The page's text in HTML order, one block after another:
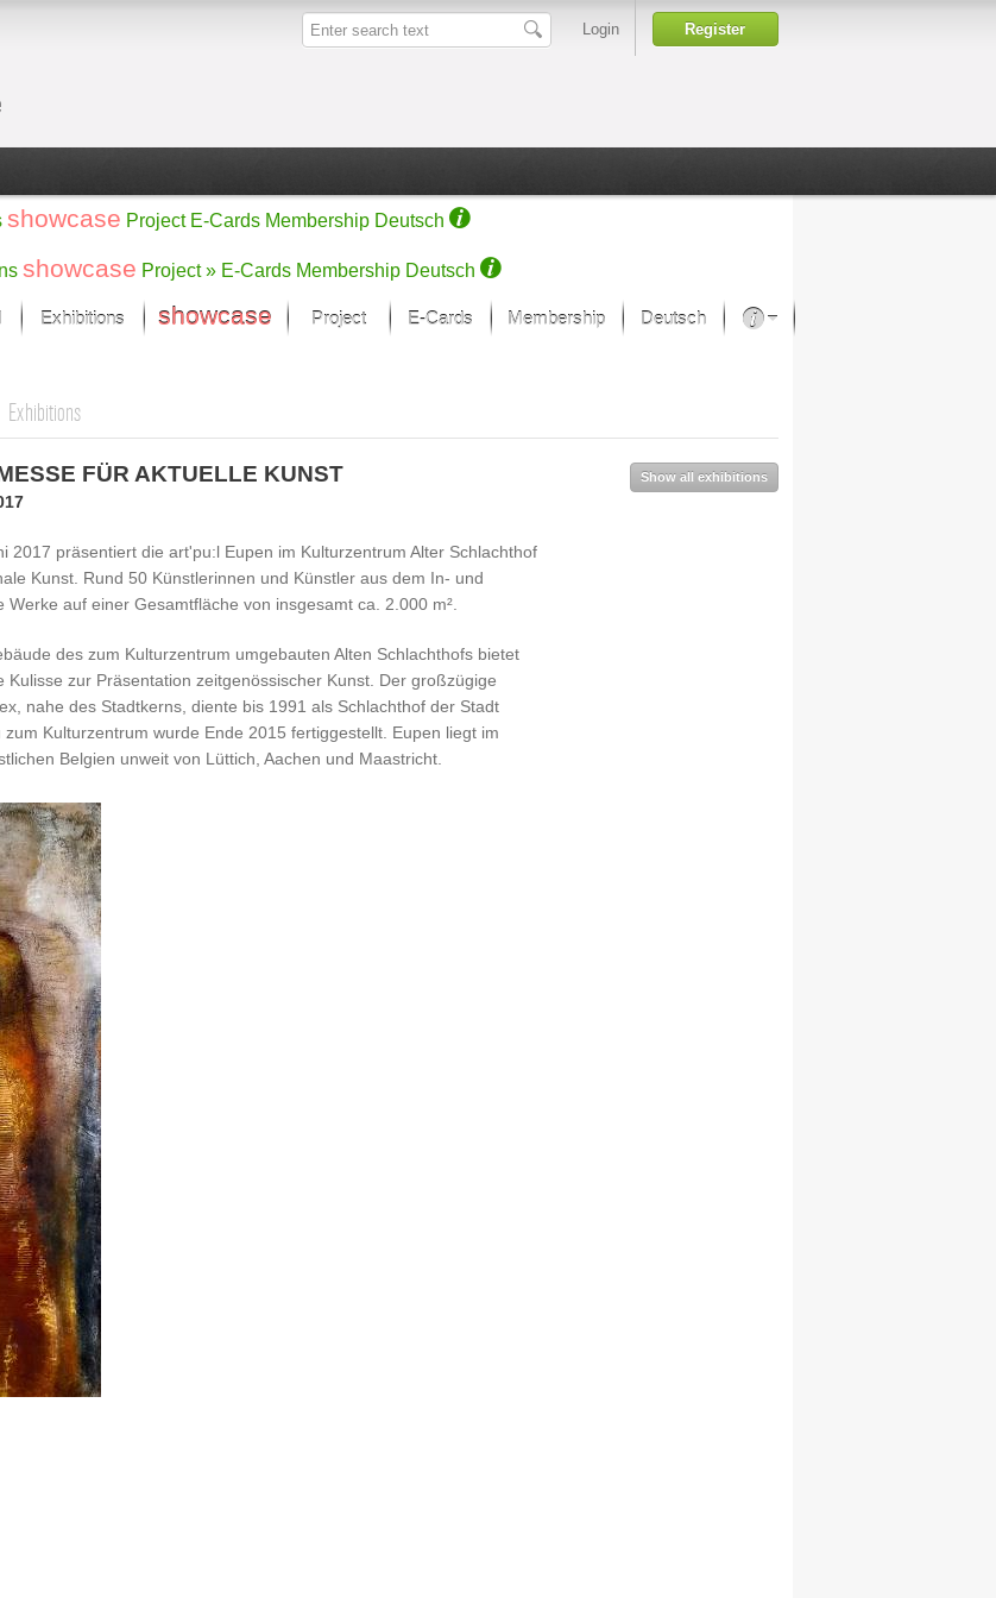
Login Register
showcase Project E-Cards Membership Deutsch
showcase Project » E-Cards Membership Deutsch
Digital Arts
Exhibitions showcase Project E-Cards Membership Deutsch
Art Museums
Exhibitions
FÜR AKTUELLE KUNST
2017 präsentiert die art'pu:l Eupen im Kulturzentrum Alter Schlachthof
Kunst. Rund 50 Künstlerinnen und Künstler aus dem In- und
Werke auf einer Gesamtfläche von insgesamt ca. 2.000 m².
des zum Kulturzentrum umgebauten Alten Schlachthofs bietet
Kulisse zur Präsentation zeitgenössischer Kunst. Der großzügige
nahe des Stadtkerns, diente bis 1991 als Schlachthof der Stadt
zum Kulturzentrum wurde Ende 2015 fertiggestellt. Eupen liegt im
Belgien unweit von Lüttich, Aachen und Maastricht.
Show all exhibitions